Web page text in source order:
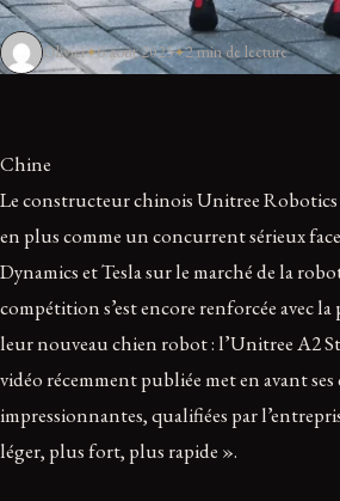
Olivier 6 août 2025 2 min de lecture
Chine
Le constructeur chinois Unitree Robotics
en plus comme un concurrent sérieux
Dynamics et Tesla sur le marché de la
compétition s’est encore renforcée avec
leur nouveau chien robot : l’Unitree A2
vidéo récemment publiée met en avant ses
impressionnantes, qualifiées par
léger, plus fort, plus rapide ».